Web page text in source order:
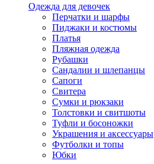
Одежда для девочек
Перчатки и шарфы
Пиджаки и костюмы
Платья
Пляжная одежда
Рубашки
Сандалии и шлепанцы
Сапоги
Свитера
Сумки и рюкзаки
Толстовки и свитшоты
Туфли и босоножки
Украшения и аксессуары
Футболки и топы
Юбки